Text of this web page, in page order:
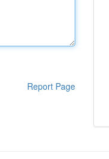
Report Page